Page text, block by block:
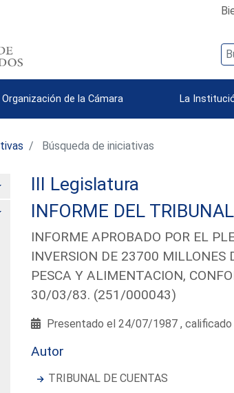
Organización de la Cámara La
Búsqueda de iniciativas
Alternar
Alternar
III Legislatura
INFORME DEL
INFORME APROBADO POR EL
INVERSION DE 23700 MILLONES
PESCA Y ALIMENTACION,
30/03/83. (251/000043)
Presentado el 24/07/1987 ,
Autor
TRIBUNAL DE CUENTAS